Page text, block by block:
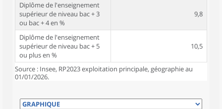
Diplôme de l'enseignement
supérieur de niveau bac + 3
ou bac + 4 en %
9,8
Diplôme de l'enseignement
supérieur de niveau bac + 5
ou plus en %
10,5
Source : Insee, RP2023 exploitation principale, géographie au
01/01/2026.